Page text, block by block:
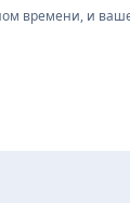
времени, и